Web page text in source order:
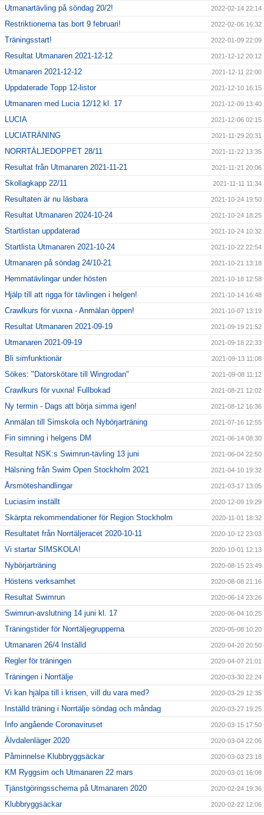
Utmanartävling på söndag 20/2! 2022-02-14 22:14
Restriktionerna tas bort 9 februari! 2022-02-06 16:32
Träningsstart! 2022-01-09 22:09
Resultat Utmanaren 2021-12-12 2021-12-12 20:12
Utmanaren 2021-12-12 2021-12-11 22:00
Uppdaterade Topp 12-listor 2021-12-10 16:15
Utmanaren med Lucia 12/12 kl. 17 2021-12-09 13:40
LUCIA 2021-12-06 02:15
LUCIATRÄNING 2021-11-29 20:31
NORRTÄLJEDOPPET 28/11 2021-11-22 13:35
Resultat från Utmanaren 2021-11-21 2021-11-21 20:06
Skollagkapp 22/11 2021-11-11 11:34
Resultaten är nu läsbara 2021-10-24 19:50
Resultat Utmanaren 2024-10-24 2021-10-24 18:25
Startlistan uppdaterad 2021-10-24 10:32
Startlista Utmanaren 2021-10-24 2021-10-22 22:54
Utmanaren på söndag 24/10-21 2021-10-21 13:18
Hemmatävlingar under hösten 2021-10-18 12:58
Hjälp till att rigga för tävlingen i helgen! 2021-10-14 16:48
Crawlkurs för vuxna - Anmälan öppen! 2021-10-07 13:19
Resultat Utmanaren 2021-09-19 2021-09-19 21:52
Utmanaren 2021-09-19 2021-09-18 22:33
Bli simfunktionär 2021-09-13 11:08
Sökes: "Datorskötare till Wingrodan" 2021-09-08 11:12
Crawlkurs för vuxna! Fullbokad 2021-08-21 12:02
Ny termin - Dags att börja simma igen! 2021-08-12 16:36
Anmälan till Simskola och Nybörjarträning 2021-07-16 12:55
Fin simning i helgens DM 2021-06-14 08:30
Resultat NSK:s Swimrun-tävling 13 juni 2021-06-04 22:50
Hälsning från Swim Open Stockholm 2021 2021-04-10 19:32
Årsmöteshandlingar 2021-03-17 13:05
Luciasim inställt 2020-12-09 19:29
Skärpta rekommendationer för Region Stockholm 2020-11-01 18:32
Resultatet från Norrtäljeracet 2020-10-11 2020-10-12 23:03
Vi startar SIMSKOLA! 2020-10-01 12:13
Nybörjarträning 2020-08-15 23:49
Höstens verksamhet 2020-08-08 21:16
Resultat Swimrun 2020-06-14 23:26
Swimrun-avslutning 14 juni kl. 17 2020-06-04 10:25
Träningstider för Norrtäljegrupperna 2020-05-08 10:20
Utmanaren 26/4 Inställd 2020-04-20 20:50
Regler för träningen 2020-04-07 21:01
Träningen i Norrtälje 2020-03-30 22:24
Vi kan hjälpa till i krisen, vill du vara med? 2020-03-29 12:35
Inställd träning i Norrtälje söndag och måndag 2020-03-27 19:25
Info angående Coronaviruset 2020-03-15 17:50
Älvdalenläger 2020 2020-03-04 22:06
Påminnelse Klubbryggsäckar 2020-03-03 23:18
KM Ryggsim och Utmanaren 22 mars 2020-03-01 16:08
Tjänstgöringsschema på Utmanaren 2020 2020-02-24 19:36
Klubbryggsäckar 2020-02-22 12:06